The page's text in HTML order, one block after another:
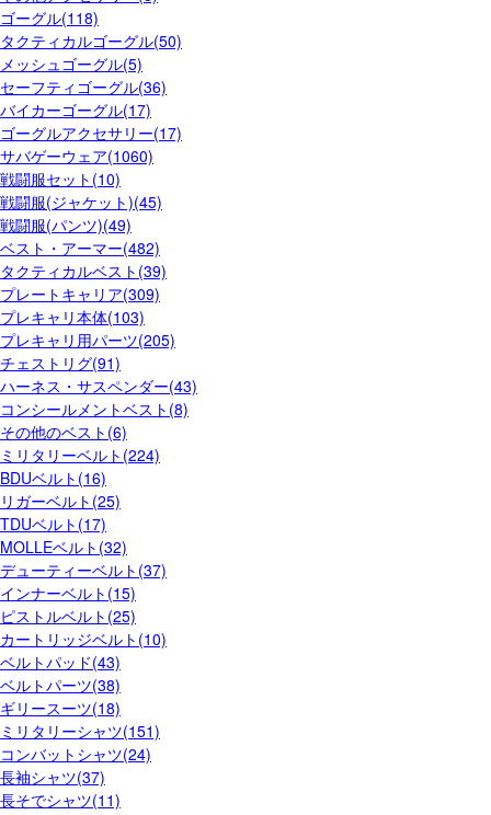
ゴーグル(118)
タクティカルゴーグル(50)
メッシュゴーグル(5)
セーフティゴーグル(36)
バイカーゴーグル(17)
ゴーグルアクセサリー(17)
サバゲーウェア(1060)
戦闘服セット(10)
戦闘服(ジャケット)(45)
戦闘服(パンツ)(49)
ベスト・アーマー(482)
タクティカルベスト(39)
プレートキャリア(309)
プレキャリ本体(103)
プレキャリ用パーツ(205)
チェストリグ(91)
ハーネス・サスペンダー(43)
コンシールメントベスト(8)
その他のベスト(6)
ミリタリーベルト(224)
BDUベルト(16)
リガーベルト(25)
TDUベルト(17)
MOLLEベルト(32)
デューティーベルト(37)
インナーベルト(15)
ピストルベルト(25)
カートリッジベルト(10)
ベルトパッド(43)
ベルトパーツ(38)
ギリースーツ(18)
ミリタリーシャツ(151)
コンバットシャツ(24)
長袖シャツ(37)
長そでシャツ(11)